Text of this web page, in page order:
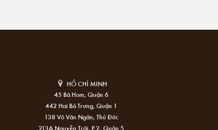
HỒ CHÍ MINH
45 Bà Hom, Quận 6
442 Hai Bà Trưng, Quận 1
138 Võ Văn Ngân, Thủ Đức
213A Nguyễn Trãi, P.2, Quận 5